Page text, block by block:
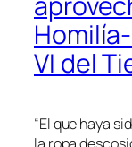
VI del
“El que haya